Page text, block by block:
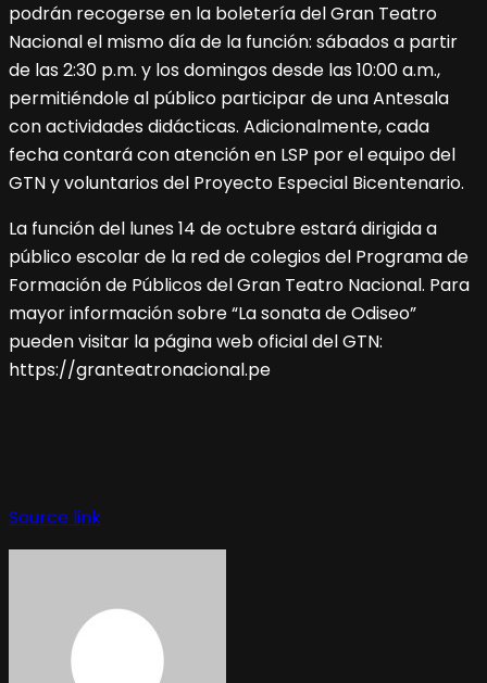
podrán recogerse en la boletería del Gran Teatro
Nacional el mismo día de la función: sábados a partir
de las 2:30 p.m. y los domingos desde las 10:00 a.m.,
permitiéndole al público participar de una Antesala
con actividades didácticas. Adicionalmente, cada
fecha contará con atención en LSP por el equipo del
GTN y voluntarios del Proyecto Especial Bicentenario.
La función del lunes 14 de octubre estará dirigida a
público escolar de la red de colegios del Programa de
Formación de Públicos del Gran Teatro Nacional. Para
mayor información sobre “La sonata de Odiseo”
pueden visitar la página web oficial del GTN:
https://granteatronacional.pe
de
entradas
Source link